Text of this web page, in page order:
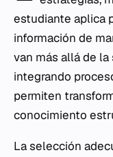
estudiante aplica
información de
van más allá de
integrando
permiten
conocimiento
La selección